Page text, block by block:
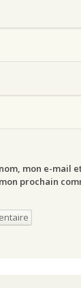
mon e-mail
prochain